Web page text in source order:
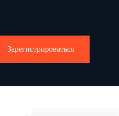
Зарегистрироваться